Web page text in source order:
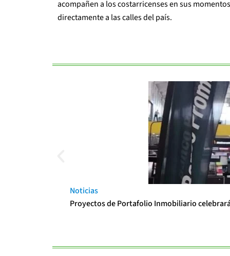
acompañen a los costarricenses en sus
directamente a las calles del país.
Noticias
Proyectos de Portafolio Inmobiliario